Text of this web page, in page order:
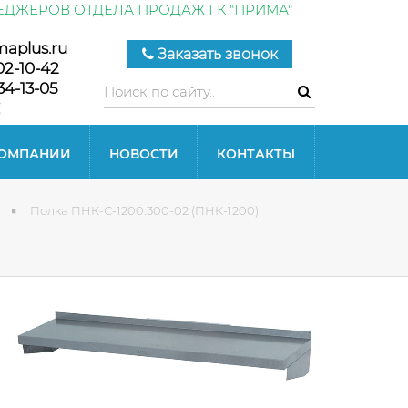
ОТДЕЛА ПРОДАЖ ГК "ПРИМА"
10-42
13-05
Заказать звонок
НОВОСТИ КОНТАКТЫ
Полка ПНК-С-1200.300-02 (ПНК-1200)